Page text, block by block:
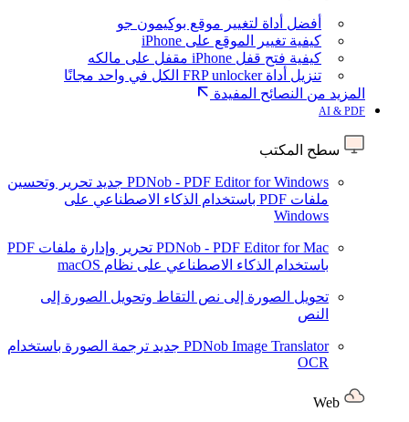
أفضل أداة لتغيير موقع بوكيمون جو
كيفية تغيير الموقع على iPhone
كيفية فتح قفل iPhone مقفل على مالكه
تنزيل أداة FRP unlocker الكل في واحد مجانًا
المزيد من النصائح المفيدة
AI & PDF
سطح المكتب
PDNob - PDF Editor for Windows جديد تحرير وتحسين
ملفات PDF باستخدام الذكاء الاصطناعي على
Windows
PDNob - PDF Editor for Mac
تحرير وإدارة ملفات PDF
باستخدام الذكاء الاصطناعي على نظام macOS
تحويل الصورة إلى نص التقاط وتحويل الصورة إلى
النص
PDNob Image Translator جديد ترجمة الصورة باستخدام
OCR